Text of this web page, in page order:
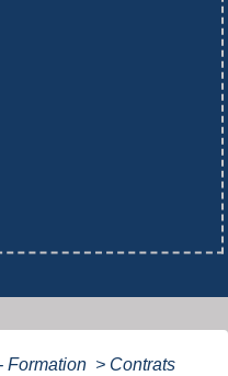
Formation > Contrats